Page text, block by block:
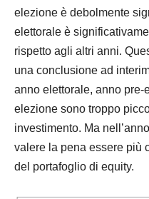
elezione è debolmente
elettorale è
rispetto agli altri anni.
una conclusione ad
anno elettorale, anno pre-
elezione sono troppo
investimento. Ma
valere la pena essere più
del portafoglio di equity.